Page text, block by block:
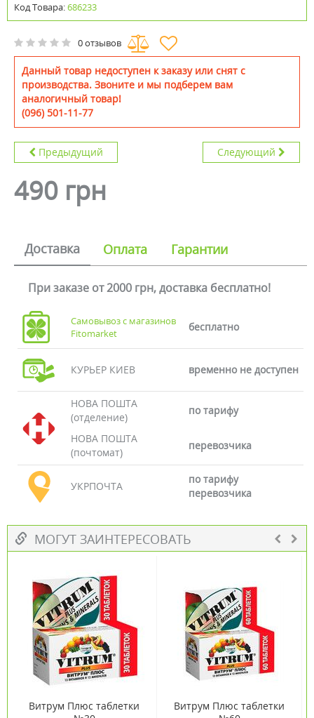
Код Товара:686233
0 отзывов
Данный товар недоступен к заказу или снят с
производства. Звоните и мы подберем вам
аналогичный товар!
(096) 501-11-77
Предыдущий Следующий
490 грн
Доставка Оплата Гарантии
При заказе от 2000 грн, доставка бесплатно!
Самовывоз с магазинов
Fitomarket
бесплатно
КУРЬЕР КИЕВ временно не доступен
НОВА ПОШТА
(отделение)
по тарифу
НОВА ПОШТА
(почтомат)
перевозчика
УКРПОЧТА
по тарифу
перевозчика
МОГУТ ЗАИНТЕРЕСОВАТЬ
Витрум Плюс таблетки
Витрум Плюс таблетки